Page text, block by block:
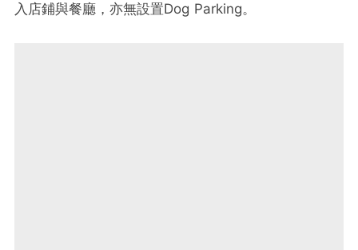
入店鋪與餐廳，亦無設置Dog Parking。